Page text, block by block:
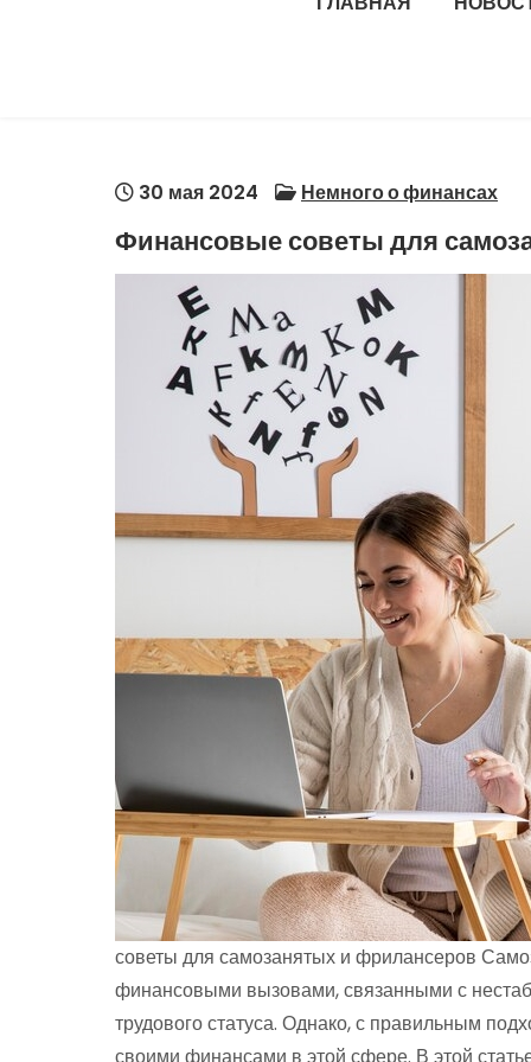
30 мая 2024 Немного о финансах
Финансовые советы для
советы для самозанятых и фрилансеров
финансовыми вызовами, связанными с
трудового статуса. Однако, с правильным